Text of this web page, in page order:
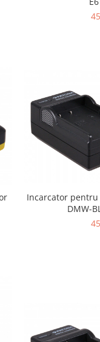
Incarcator
DMW-